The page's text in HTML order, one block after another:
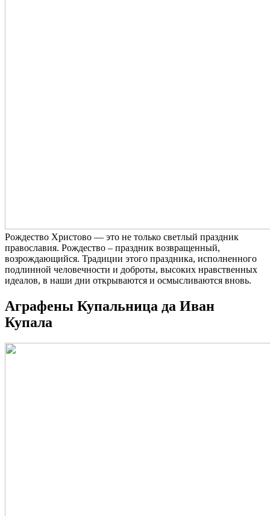
Рождество Христово — это не только светлый праздник
православия. Рождество – праздник возвращенный,
возрождающийся. Традиции этого праздника, исполненного
подлинной человечности и доброты, высоких нравственных
идеалов, в наши дни открываются и осмысливаются вновь.
Аграфены Купальница да Иван
Купала